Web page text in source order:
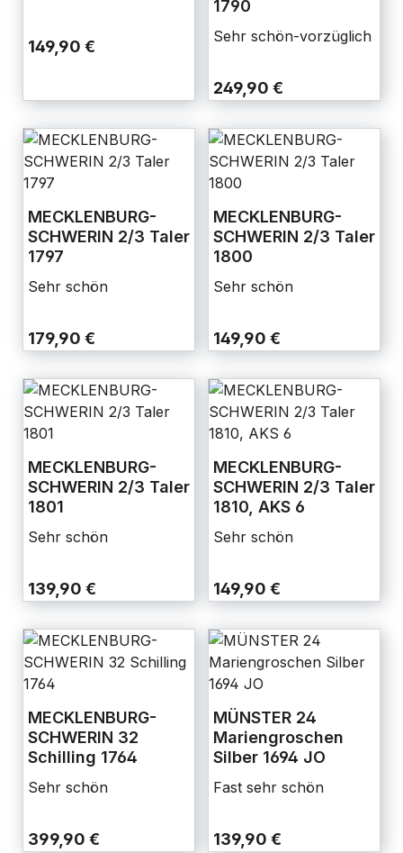
149,90 €
1790
Sehr schön-vorzüglich
249,90 €
MECKLENBURG-
SCHWERIN 2/3 Taler
1797
Sehr schön
179,90 €
MECKLENBURG-
SCHWERIN 2/3 Taler
1800
Sehr schön
149,90 €
MECKLENBURG-
SCHWERIN 2/3 Taler
1801
Sehr schön
139,90 €
MECKLENBURG-
SCHWERIN 2/3 Taler
1810, AKS 6
Sehr schön
149,90 €
MECKLENBURG-
SCHWERIN 32
Schilling 1764
Sehr schön
399,90 €
MÜNSTER 24
Mariengroschen
Silber 1694 JO
Fast sehr schön
139,90 €